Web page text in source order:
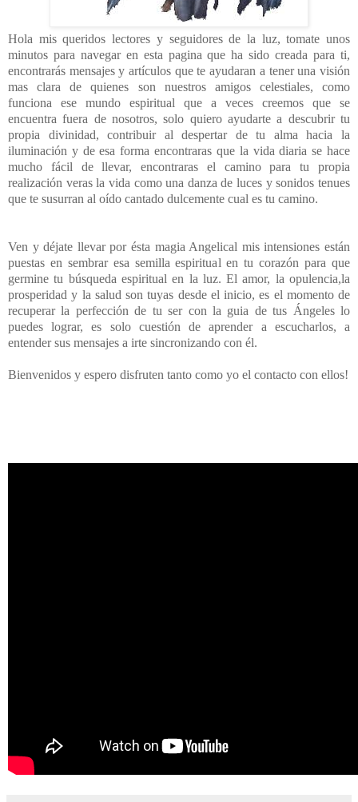
Hola mis queridos lectores y seguidores de la luz, tomate unos
minutos para navegar en esta pagina que ha sido creada para ti,
encontrarás mensajes y artículos que te ayudaran a tener una visión
mas clara de quienes son nuestros amigos celestiales, como
funciona ese mundo espiritual que a veces creemos que se
encuentra fuera de nosotros, solo quiero ayudarte a descubrir tu
propia divinidad, contribuir al despertar de tu alma hacia la
iluminación y de esa forma encontraras que la vida diaria se hace
mucho fácil de llevar, encontraras el camino para tu propia
realización veras la vida como una danza de luces y sonidos tenues
que te susurran al oído cantado dulcemente cual es tu camino.
Ven y déjate llevar por ésta magia Angelical mis intensiones están
puestas en sembrar esa semilla espiritual en tu corazón para que
germine tu búsqueda espiritual en la luz. El amor, la opulencia,la
prosperidad y la salud son tuyas desde el inicio, es el momento de
recuperar la perfección de tu ser con la guia de tus Ángeles lo
puedes lograr, es solo cuestión de aprender a escucharlos, a
entender sus mensajes a irte sincronizando con él.
Bienvenidos y espero disfruten tanto como yo el contacto con ellos!